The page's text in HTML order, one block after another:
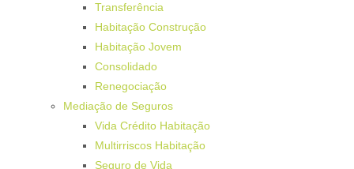
Transferência
Habitação Construção
Habitação Jovem
Consolidado
Renegociação
Mediação de Seguros
Vida Crédito Habitação
Multirriscos Habitação
Seguro de Vida